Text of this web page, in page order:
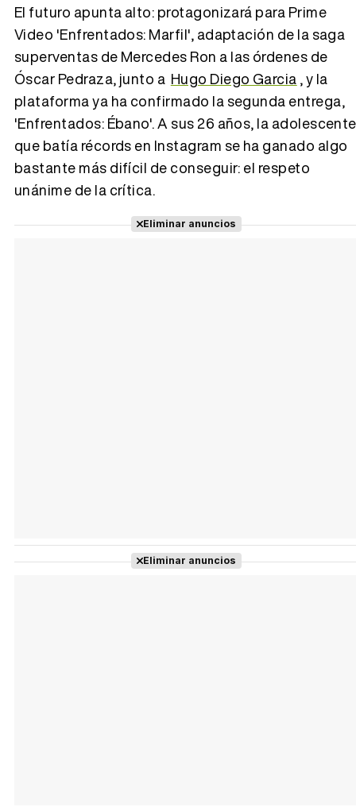
El futuro apunta alto: protagonizará para Prime
Video 'Enfrentados: Marfil', adaptación de la saga
superventas de Mercedes Ron a las órdenes de
Óscar Pedraza, junto a Hugo Diego Garcia, y la
plataforma ya ha confirmado la segunda entrega,
'Enfrentados: Ébano'. A sus 26 años, la adolescente
que batía récords en Instagram se ha ganado algo
bastante más difícil de conseguir: el respeto
unánime de la crítica.
Eliminar anuncios
Eliminar anuncios